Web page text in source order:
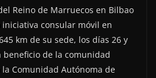
Reino de Marruecos en Bilbao
consular móvil en
km de su sede, los días 26 y
beneficio de la comunidad
Comunidad Autónoma de